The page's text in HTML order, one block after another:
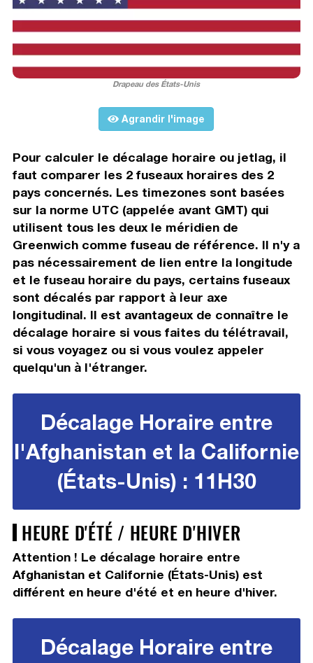
Drapeau des États-Unis
Agrandir l'image
Pour calculer le décalage horaire ou jetlag, il
faut comparer les 2 fuseaux horaires des 2
pays concernés. Les timezones sont basées
sur la norme UTC (appelée avant GMT) qui
utilisent tous les deux le méridien de
Greenwich comme fuseau de référence. Il n'y a
pas nécessairement de lien entre la longitude
et le fuseau horaire du pays, certains fuseaux
sont décalés par rapport à leur axe
longitudinal. Il est avantageux de connaître le
décalage horaire si vous faites du télétravail,
si vous voyagez ou si vous voulez appeler
quelqu'un à l'étranger.
Décalage Horaire entre
l'Afghanistan et la Californie
(États-Unis) : 11H30
HEURE D'ÉTÉ / HEURE D'HIVER
Attention ! Le décalage horaire entre
Afghanistan et Californie (États-Unis) est
différent en heure d'été et en heure d'hiver.
Décalage Horaire entre